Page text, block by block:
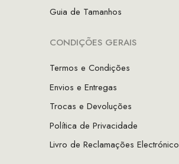
Guia de Tamanhos
CONDIÇÕES GERAIS
Termos e Condições
Envios e Entregas
Trocas e Devoluções
Política de Privacidade
Livro de Reclamações Electrónico